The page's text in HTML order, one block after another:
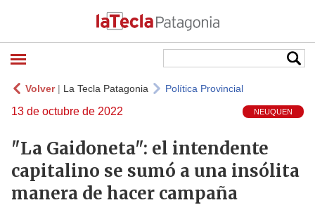
Volver| La Tecla Patagonia Política Provincial
13 de octubre de 2022 NEUQUEN
"La Gaidoneta": el intendente
capitalino se sumó a una insólita
manera de hacer campaña